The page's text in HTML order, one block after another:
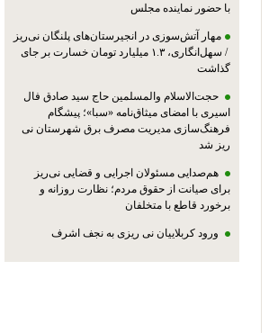
با حضور نماینده مجلس
مهار آتش‌سوزی در انجیرستان‌های پلنگان نی‌ریز
/ سهل‌انگاری، ۱.۳ میلیارد تومان خسارت بر جای
گذاشت
حجت‌الاسلام والمسلمین حاج سید صادق فال
اسیری با امضای میثاق‌نامه «سبا»؛ پیشگام
فرهنگ‌سازی مدیریت مصرف برق شهرستان نی
ریز شد
هم‌صدایی مسئولان اجرایی و قضایی نی‌ریز
برای صیانت از حقوق مردم؛ نظارت روزانه و
برخورد قاطع با متخلفان
ورود کربلاییان نی ریزی به نجف اشرف